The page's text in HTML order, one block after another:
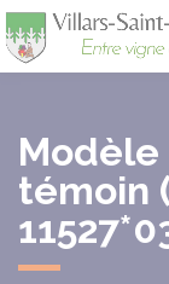
témoin